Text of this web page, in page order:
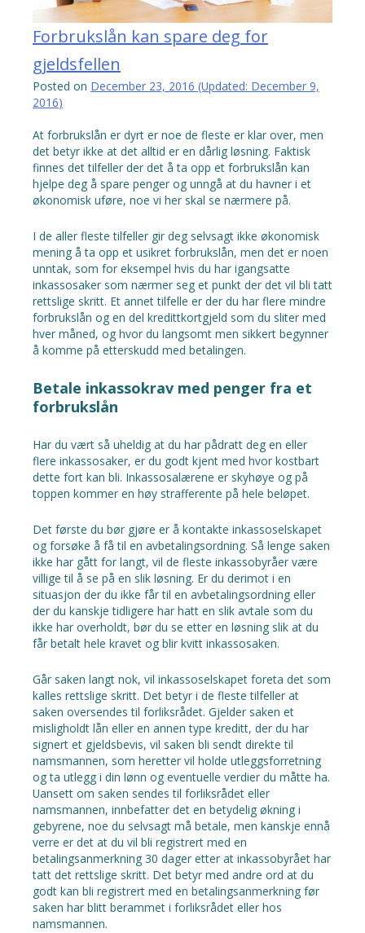
Forbrukslån kan spare deg for
gjeldsfellen
Posted on December 23, 2016 (Updated: December 9,
2016)
At forbrukslån er dyrt er noe de fleste er klar over, men
det betyr ikke at det alltid er en dårlig løsning. Faktisk
finnes det tilfeller der det å ta opp et forbrukslån kan
hjelpe deg å spare penger og unngå at du havner i et
økonomisk uføre, noe vi her skal se nærmere på.
I de aller fleste tilfeller gir deg selvsagt ikke økonomisk
mening å ta opp et usikret forbrukslån, men det er noen
unntak, som for eksempel hvis du har igangsatte
inkassosaker som nærmer seg et punkt der det vil bli tatt
rettslige skritt. Et annet tilfelle er der du har flere mindre
forbrukslån og en del kredittkortgjeld som du sliter med
hver måned, og hvor du langsomt men sikkert begynner
å komme på etterskudd med betalingen.
Betale inkassokrav med penger fra et
forbrukslån
Har du vært så uheldig at du har pådratt deg en eller
flere inkassosaker, er du godt kjent med hvor kostbart
dette fort kan bli. Inkassosalærene er skyhøye og på
toppen kommer en høy strafferente på hele beløpet.
Det første du bør gjøre er å kontakte inkassoselskapet
og forsøke å få til en avbetalingsordning. Så lenge saken
ikke har gått for langt, vil de fleste inkassobyråer være
villige til å se på en slik løsning. Er du derimot i en
situasjon der du ikke får til en avbetalingsordning eller
der du kanskje tidligere har hatt en slik avtale som du
ikke har overholdt, bør du se etter en løsning slik at du
får betalt hele kravet og blir kvitt inkassosaken.
Går saken langt nok, vil inkassoselskapet foreta det som
kalles rettslige skritt. Det betyr i de fleste tilfeller at
saken oversendes til forliksrådet. Gjelder saken et
misligholdt lån eller en annen type kreditt, der du har
signert et gjeldsbevis, vil saken bli sendt direkte til
namsmannen, som heretter vil holde utleggsforretning
og ta utlegg i din lønn og eventuelle verdier du måtte ha.
Uansett om saken sendes til forliksrådet eller
namsmannen, innbefatter det en betydelig økning i
gebyrene, noe du selvsagt må betale, men kanskje ennå
verre er det at du vil bli registrert med en
betalingsanmerkning 30 dager etter at inkassobyrået har
tatt det rettslige skritt. Det betyr med andre ord at du
godt kan bli registrert med en betalingsanmerkning før
saken har blitt berammet i forliksrådet eller hos
namsmannen.